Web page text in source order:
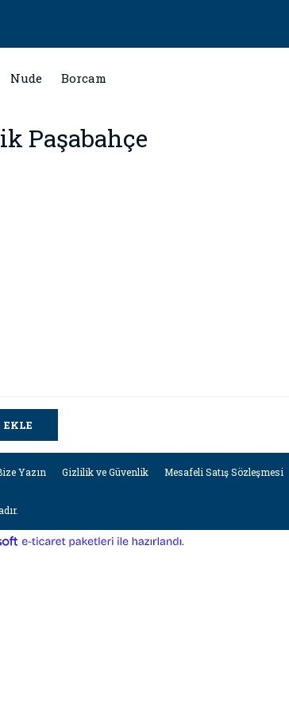
Nude Borcam
Paşabahçe
EKLE
Yazın Gizlilik ve Güvenlik Mesafeli Satış Sözleşmesi
ideasoft
e-